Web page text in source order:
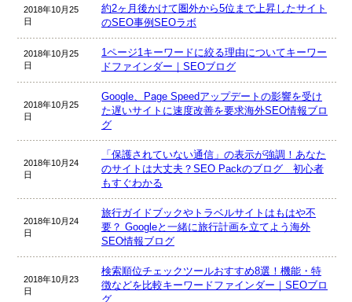
2018年10月25
日
約2ヶ月後かけて圏外から5位まで上昇したサイト
のSEO事例SEOラボ
2018年10月25
日
1ページ1キーワードに絞る理由についてキーワー
ドファインダー｜SEOブログ
2018年10月25
日
Google、Page Speedアップデートの影響を受け
た遅いサイトに速度改善を要求海外SEO情報ブロ
グ
2018年10月24
日
「保護されていない通信」の表示が強調！あなた
のサイトは大丈夫？SEO Packのブログ 初心者
もすぐわかる
2018年10月24
日
旅行ガイドブックやトラベルサイトはもはや不
要？ Googleと一緒に旅行計画を立てよう海外
SEO情報ブログ
2018年10月23
日
検索順位チェックツールおすすめ8選！機能・特
徴などを比較キーワードファインダー｜SEOブロ
グ